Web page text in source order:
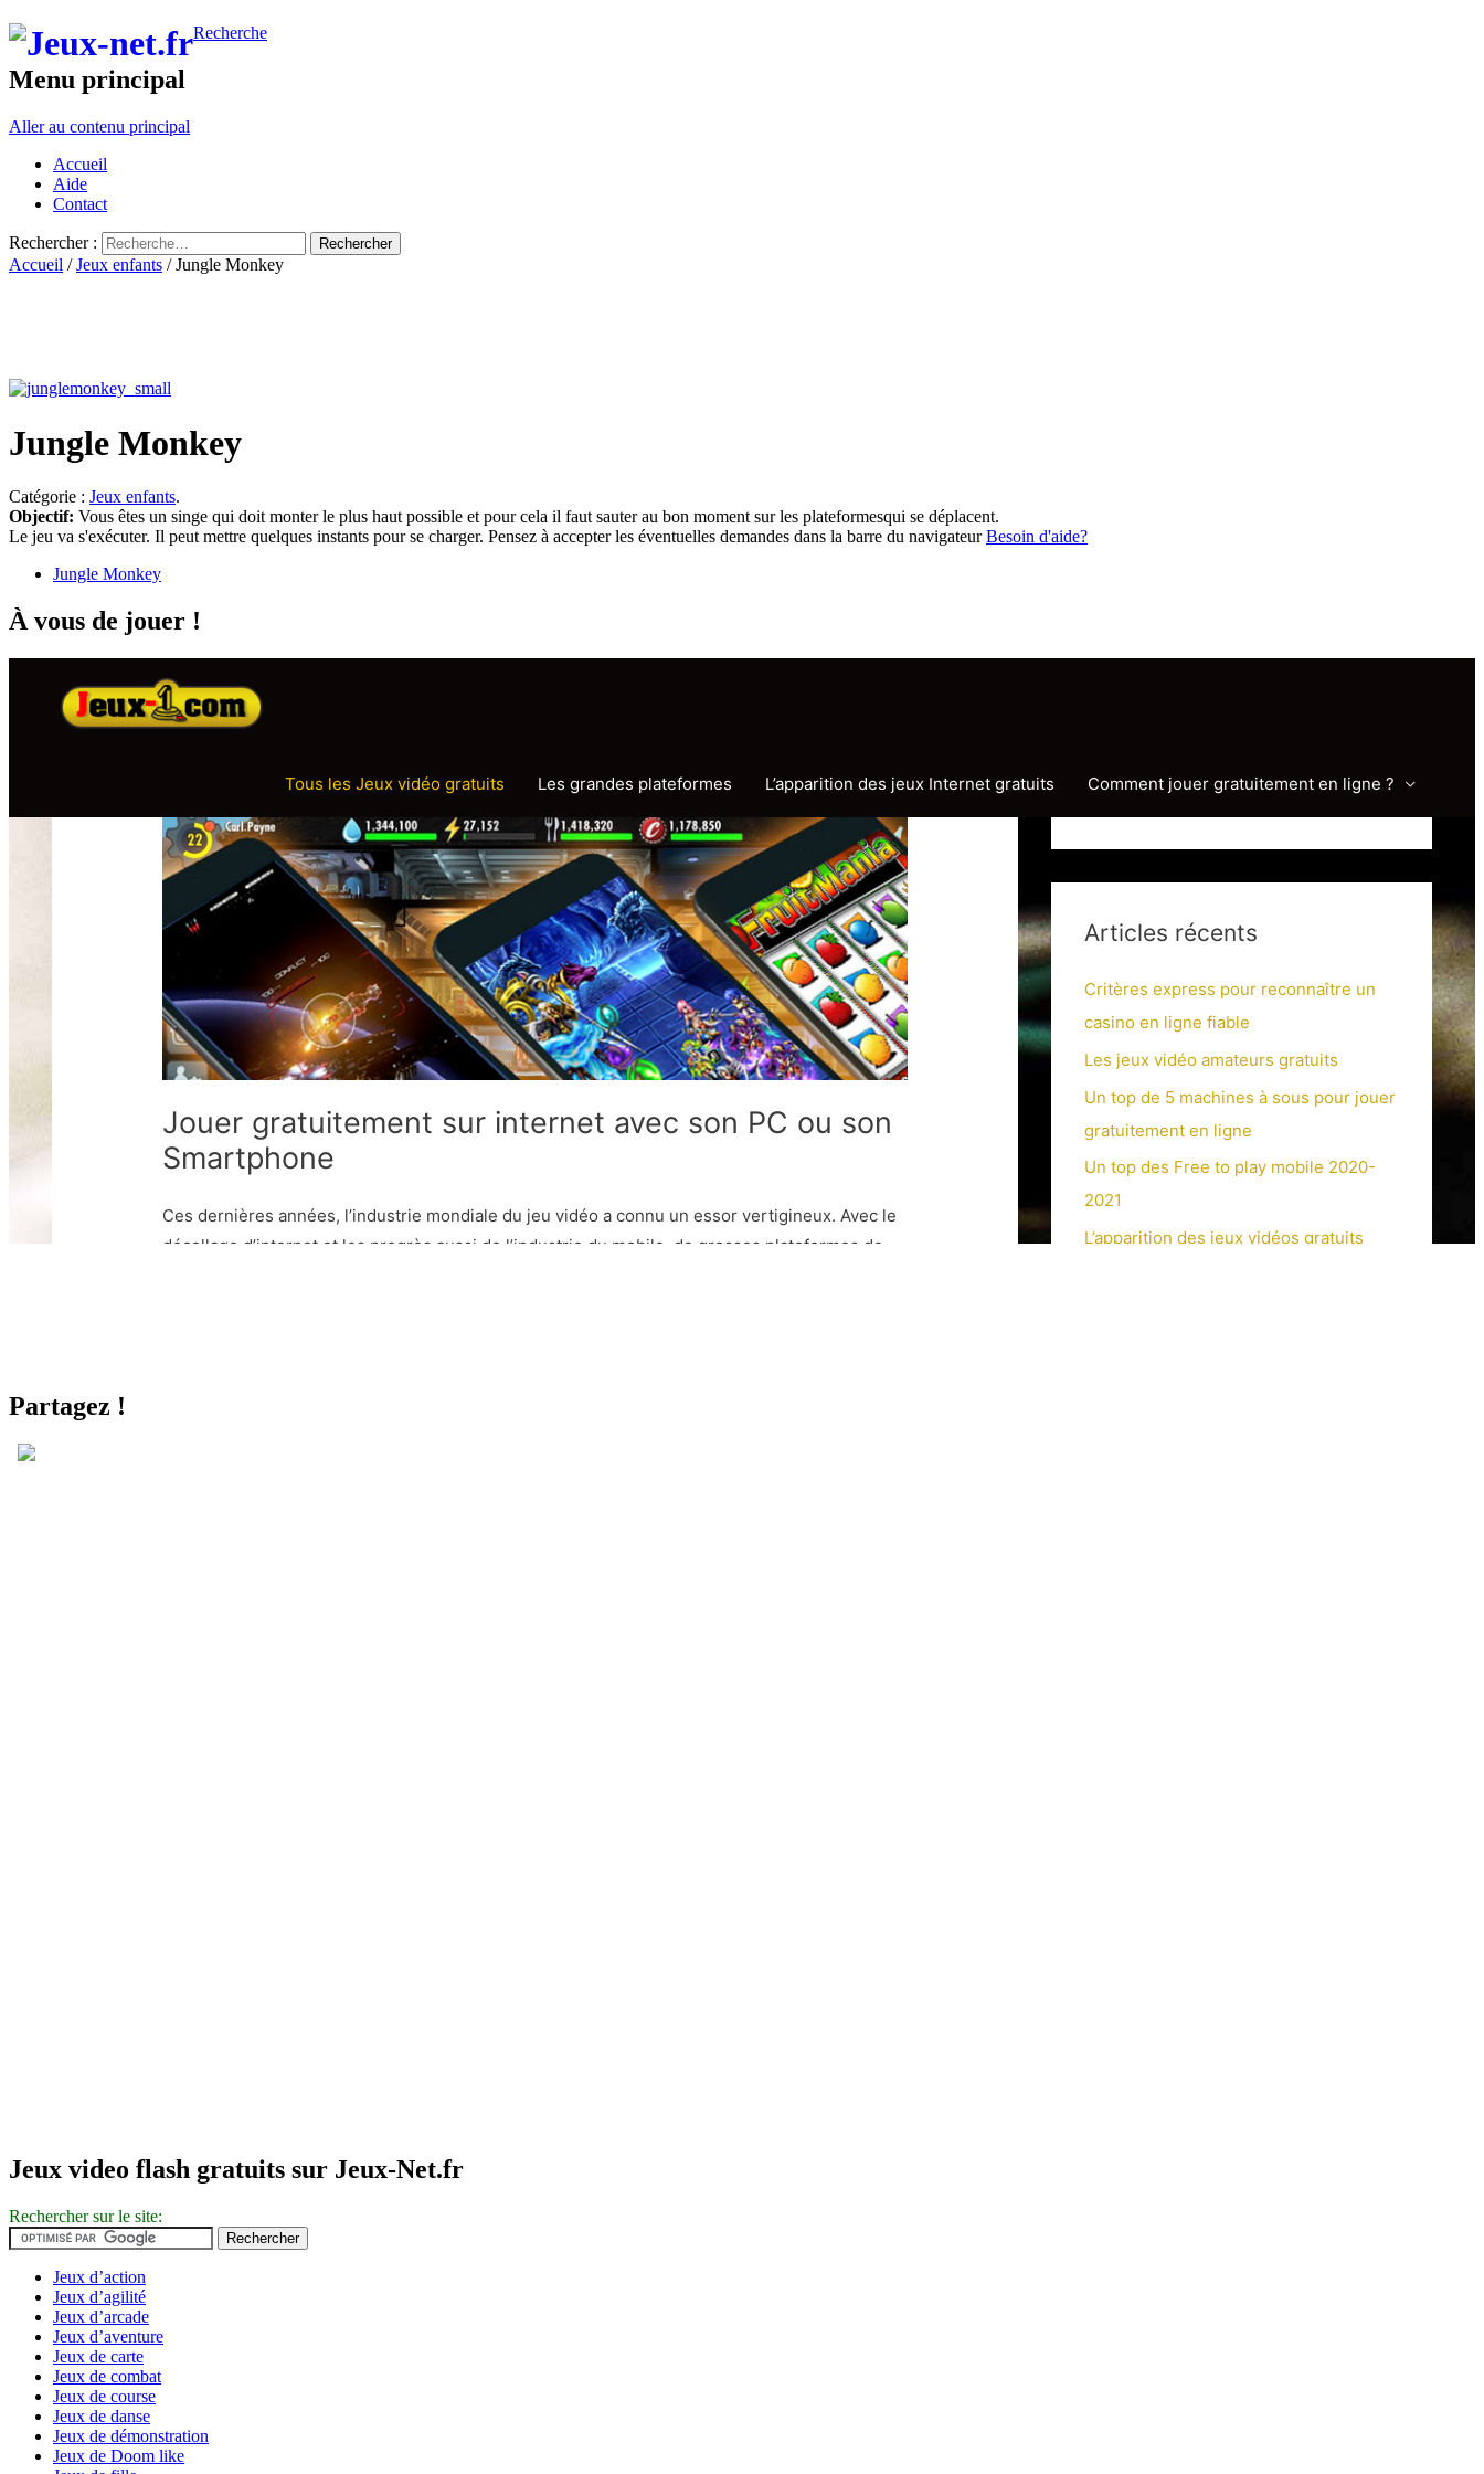
Recherche
Menu principal
Aller au contenu principal
Accueil
Aide
Contact
Rechercher :
Accueil /Jeux enfants / Jungle Monkey
Jungle Monkey
Catégorie : Jeux enfants.
Objectif: Vous êtes un singe qui doit monter le plus haut possible et pour cela il faut sauter au bon moment sur les plateformesqui se déplacent.
Le jeu va s'exécuter. Il peut mettre quelques instants pour se charger. Pensez à accepter les éventuelles demandes dans la barre du navigateurBesoin d'aide?
Jungle Monkey
À vous de jouer !
Partagez !
Jeux video flash gratuits sur Jeux-Net.fr
Rechercher sur le site:
Jeux d’action
Jeux d’agilité
Jeux d’arcade
Jeux d’aventure
Jeux de carte
Jeux de combat
Jeux de course
Jeux de danse
Jeux de démonstration
Jeux de Doom like